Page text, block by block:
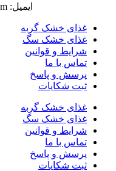
ایمیل: petzip.ir@gmail.com
غذای خشک گربه
غذای خشک سگ
شرایط و قوانین
تماس با ما
پرسش و پاسخ
ثبت شکایات
غذای خشک گربه
غذای خشک سگ
شرایط و قوانین
تماس با ما
پرسش و پاسخ
ثبت شکایات